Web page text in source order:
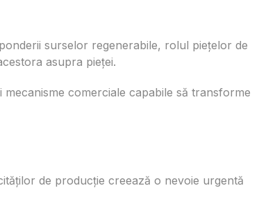
surselor regenerabile, rolul piețelor de
asupra pieței.
comerciale capabile să transforme
de producție creează o nevoie urgentă